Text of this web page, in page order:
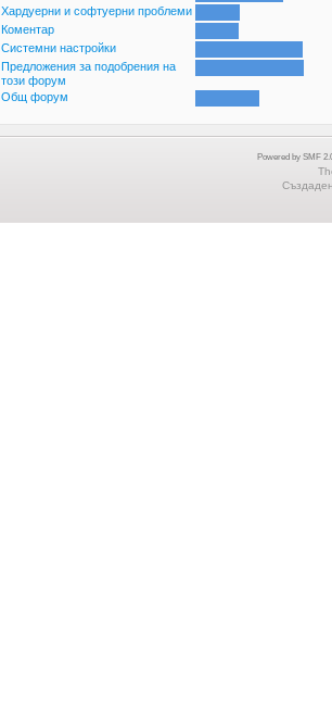
Хардуерни и софтуерни проблеми
Коментар
Системни настройки
Предложения за подобрения на
този форум
Общ форум
Powered by SMF